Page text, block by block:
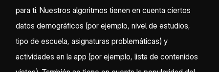
para ti. Nuestros algoritmos tienen en cuenta ciertos
datos demográficos (por ejemplo, nivel de estudios,
tipo de escuela, asignaturas problemáticas) y
actividades en la app (por ejemplo, lista de contenidos